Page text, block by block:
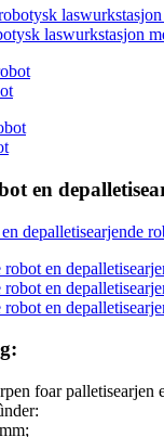
laswurkstasjon
en
foar palletisearjen